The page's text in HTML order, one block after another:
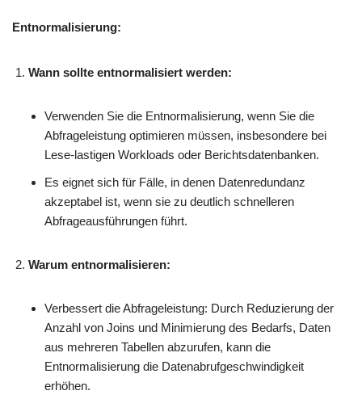
Entnormalisierung:
Wann sollte entnormalisiert werden:
Verwenden Sie die Entnormalisierung, wenn Sie die
Abfrageleistung optimieren müssen, insbesondere bei
Lese-lastigen Workloads oder Berichtsdatenbanken.
Es eignet sich für Fälle, in denen Datenredundanz
akzeptabel ist, wenn sie zu deutlich schnelleren
Abfrageausführungen führt.
Warum entnormalisieren:
Verbessert die Abfrageleistung: Durch Reduzierung der
Anzahl von Joins und Minimierung des Bedarfs, Daten
aus mehreren Tabellen abzurufen, kann die
Entnormalisierung die Datenabrufgeschwindigkeit
erhöhen.